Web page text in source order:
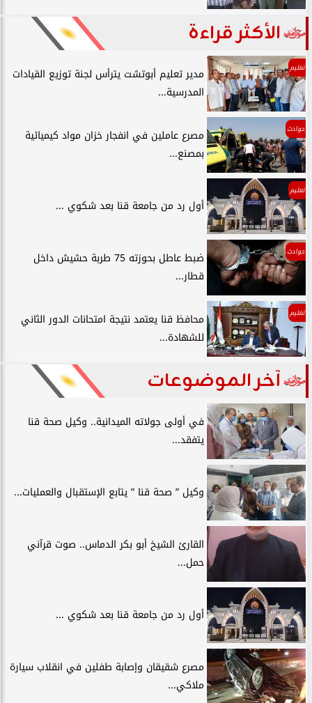
الأكثر قراءة
تعليم
مدير تعليم أبوتشت يترأس لجنة توزيع القيادات
المدرسية...
حوادث
مصرع عاملين في انفجار خزان مواد كيميائية
بمصنع...
تعليم
أول رد من جامعة قنا بعد شكوي ...
حوادث
ضبط عاطل بحوزته 75 طربة حشيش داخل
قطار...
تعليم
محافظ قنا يعتمد نتيجة امتحانات الدور الثاني
للشهادة...
آخر الموضوعات
في أولى جولاته الميدانية.. وكيل صحة قنا
يتفقد...
وكيل ” صحة قنا ” يتابع الإستقبال والعمليات...
القارئ الشيخ أبو بكر الدماس.. صوت قرآني
حمل...
أول رد من جامعة قنا بعد شكوي ...
مصرع شقيقان وإصابة طفلين في انقلاب سيارة
ملاكي...